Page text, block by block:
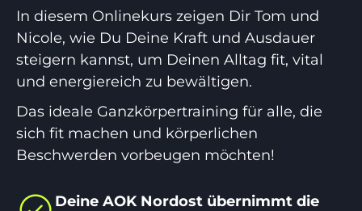
In diesem Onlinekurs zeigen Dir Tom und
Nicole, wie Du Deine Kraft und Ausdauer
steigern kannst, um Deinen Alltag fit, vital
und energiereich zu bewältigen.
Das ideale Ganzkörpertraining für alle, die
sich fit machen und körperlichen
Beschwerden vorbeugen möchten!
Deine AOK Nordost übernimmt die